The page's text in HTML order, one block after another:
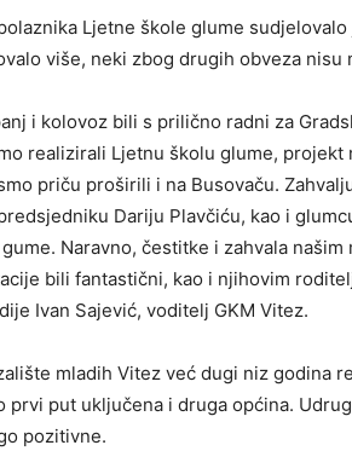
Ljetne škole glume
više, neki zbog drugih obveza
i kolovoz bili s prilično radni za
realizirali Ljetnu školu glume,
priču proširili i na Busovaču.
Dariju Plavčiću, kao i
Naravno, čestitke i zahvala
bili fantastični, kao i njihovim
Ivan Sajević, voditelj GKM Vitez.
mladih Vitez već dugi niz godina
prvi put uključena i druga općina.
pozitivne.